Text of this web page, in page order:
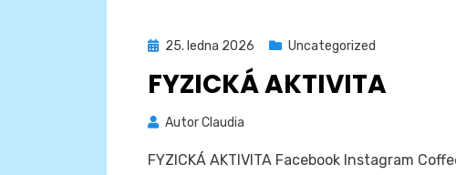
Zveřejněno
25. ledna 2026 Uncategorized
FYZICKÁ AKTIVITA
AutorClaudia
FYZICKÁ AKTIVITA Facebook Instagram